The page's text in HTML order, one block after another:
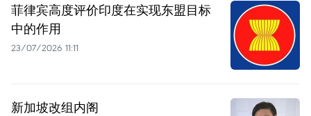
菲律宾高度评价印度在实现东盟目标
中的作用
23/07/2026 11:11
新加坡改组内阁